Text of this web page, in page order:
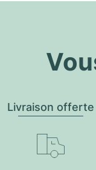
Livraison offerte